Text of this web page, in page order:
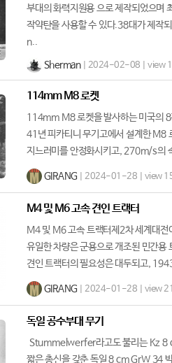
부대의 화력지원용 으로 제작되었으
작약탄을 사용할 수 있다.38대가 제작
n..
Sherman| 2024-02-08 | view
114mm M8 로켓
114mm M8 로켓을 발사하는 미국의
41년 피카티니 무기고에서 설계한 M8
지느러미를 안정화시키고, 270m/s의
GIRANG | 2024-01-28 | view
M4 및 M6 고속 견인 트랙터
M4 및 M6 고속 트랙터제2차 세계대전
유일한 차량은 군용으로 개조된 민간용
견인 트랙터의 필요성은 대두되고,
GIRANG | 2024-01-28 | view
독일 공수부대 무기
Stummelwerfer라고도 불리는 Kz 8
짧은 총신을 갖춘 독일 8 cm GrW 34